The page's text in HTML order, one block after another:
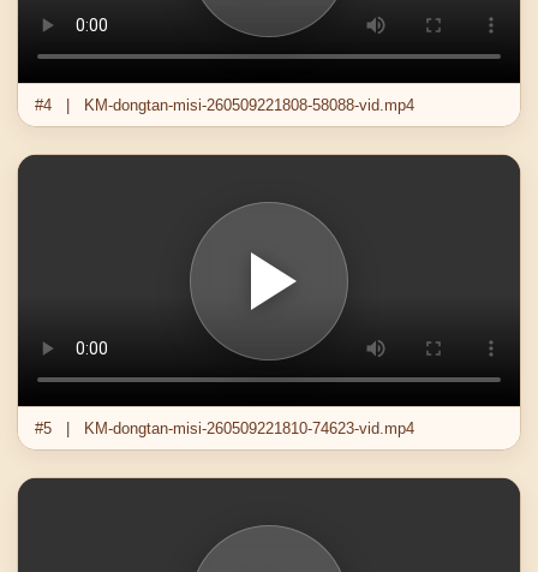
#4 | KM-dongtan-misi-260509221808-58088-vid.mp4
#5 | KM-dongtan-misi-260509221810-74623-vid.mp4